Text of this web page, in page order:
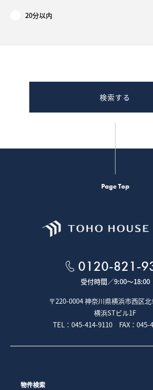
20分以内
検索する
Page Top
0120-821-
受付時間／9:00～18:00
〒220-0004 神奈川県横浜市西区
横浜STビル1F
TEL：045-414-9110 FAX：045-
物件検索